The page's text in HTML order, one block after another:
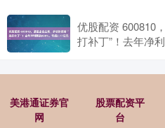
优股配资 600810
打补丁”！去年净
美港通证券官
网
股票配资平
台